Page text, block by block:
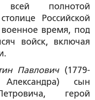
всей полнотой
Российской
время, под
войск, включая
Павлович(1779-
сын
герой